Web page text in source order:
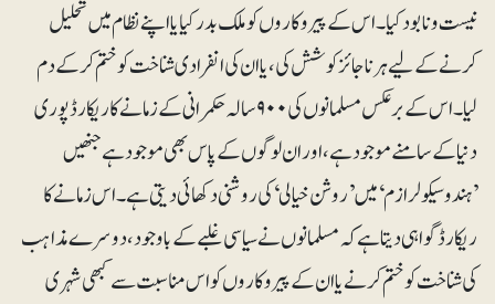
نیست و نابود کیا۔ اس کے پیروکاروں کو ملک بدر کیا یا اپنے نظام میں تحلیل
کرنے کے لیے ہر ناجائز کوشش کی، یا ان کی انفرادی شناخت کو ختم کرکے دم
لیا۔ اس کے برعکس مسلمانوں کی ۹۰۰سالہ حکمرانی کے زمانے کا ریکارڈ پوری
دنیا کے سامنے موجود ہے، اور ان لوگوں کے پاس بھی موجود ہے جنھیں
’ہندوسیکولرازم‘ میں ’روشن خیالی‘ کی روشنی دکھائی دیتی ہے۔ اس زمانے کا
ریکارڈ گواہی دیتا ہے کہ مسلمانوں نے سیاسی غلبے کے باوجود، دوسرے مذاہب
کی شناخت کو ختم کرنے یا ان کے پیروکاروں کو اس مناسبت سے کبھی شہری